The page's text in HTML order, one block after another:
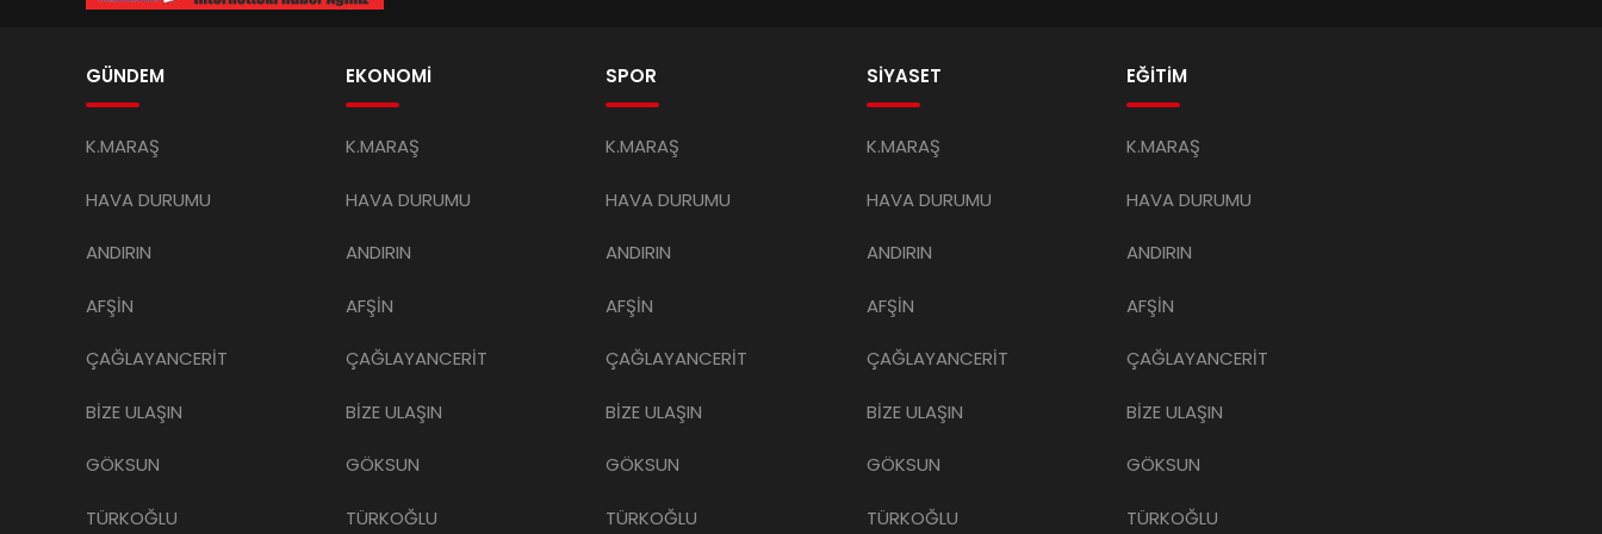
GÜNDEM
K.MARAŞ
HAVA DURUMU
ANDIRIN
AFŞİN
ÇAĞLAYANCERİT
BİZE ULAŞIN
GÖKSUN
TÜRKOĞLU
EKONOMİ
K.MARAŞ
HAVA DURUMU
ANDIRIN
AFŞİN
ÇAĞLAYANCERİT
BİZE ULAŞIN
GÖKSUN
TÜRKOĞLU
SPOR
K.MARAŞ
HAVA DURUMU
ANDIRIN
AFŞİN
ÇAĞLAYANCERİT
BİZE ULAŞIN
GÖKSUN
TÜRKOĞLU
SİYASET
K.MARAŞ
HAVA DURUMU
ANDIRIN
AFŞİN
ÇAĞLAYANCERİT
BİZE ULAŞIN
GÖKSUN
TÜRKOĞLU
EĞİTİM
K.MARAŞ
HAVA DURUMU
ANDIRIN
AFŞİN
ÇAĞLAYANCERİT
BİZE ULAŞIN
GÖKSUN
TÜRKOĞLU